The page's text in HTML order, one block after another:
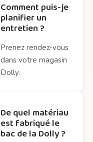
Comment puis-je
planifier un
entretien ?
Prenez rendez-vous
dans votre magasin
Dolly.
De quel matériau
est fabriqué le
bac de la Dolly ?